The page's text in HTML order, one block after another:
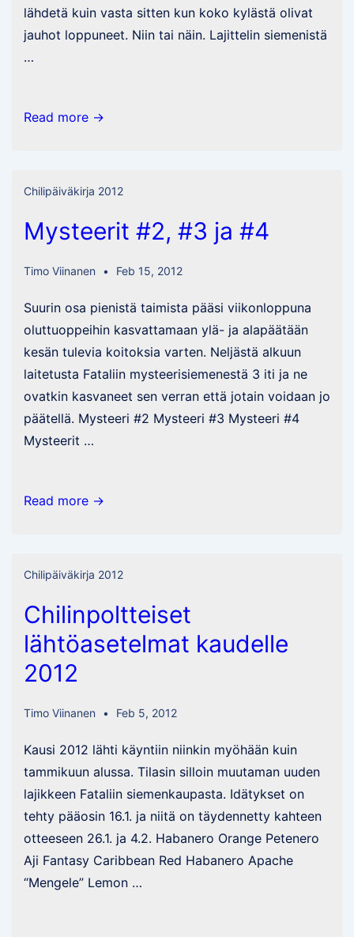
lähdetä kuin vasta sitten kun koko kylästä olivat
jauhot loppuneet. Niin tai näin. Lajittelin siemenistä
…
Siling
PI
593614
Read more →
Chilipäiväkirja 2012
Mysteerit #2, #3 ja #4
Timo Viinanen Feb 15, 2012
Suurin osa pienistä taimista pääsi viikonloppuna
oluttuoppeihin kasvattamaan ylä- ja alapäätään
kesän tulevia koitoksia varten. Neljästä alkuun
laitetusta Fataliin mysteerisiemenestä 3 iti ja ne
ovatkin kasvaneet sen verran että jotain voidaan jo
päätellä. Mysteeri #2 Mysteeri #3 Mysteeri #4
Mysteerit …
Mysteerit
Read more →
Chilipäiväkirja 2012
Chilinpoltteiset
lähtöasetelmat kaudelle
2012
Timo Viinanen Feb 5, 2012
Kausi 2012 lähti käyntiin niinkin myöhään kuin
tammikuun alussa. Tilasin silloin muutaman uuden
lajikkeen Fataliin siemenkaupasta. Idätykset on
tehty pääosin 16.1. ja niitä on täydennetty kahteen
otteeseen 26.1. ja 4.2. Habanero Orange Petenero
Aji Fantasy Caribbean Red Habanero Apache
“Mengele” Lemon …